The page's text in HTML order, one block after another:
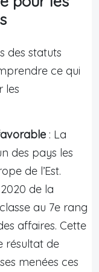
des statuts
ce qui
les
: La
des pays les
de l’Est.
de la
au 7e rang
affaires. Cette
résultat de
menées ces